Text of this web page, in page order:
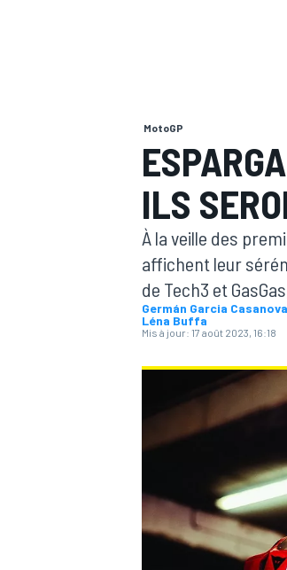
MOTOGP
WRC
MotoGP
ILS
À la veille des
affichent leur
de Tech3 et
Germán Garcia Casanova
Léna Buffa
Mis à jour: 17 août 2023, 16:18